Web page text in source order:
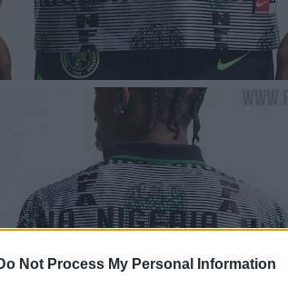
Not Process My Personal Information